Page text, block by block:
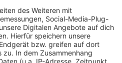
lesen Sie die
stimmen Sie der
zu, um dieses